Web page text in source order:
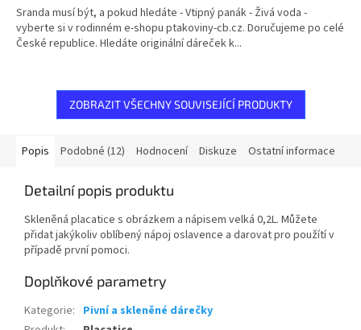
Sranda musí být, a pokud hledáte - Vtipný panák - Živá voda -
vyberte si v rodinném e-shopu ptakoviny-cb.cz. Doručujeme po celé
České republice. Hledáte originální dáreček k...
ZOBRAZIT VŠECHNY SOUVISEJÍCÍ PRODUKTY
Popis Podobné (12) Hodnocení Diskuze Ostatní informace
Detailní popis produktu
Skleněná placatice s obrázkem a nápisem velká 0,2L. Můžete
přidat jakýkoliv oblíbený nápoj oslavence a darovat pro použítí v
případě první pomoci.
Doplňkové parametry
Kategorie: Pivní a skleněné dárečky